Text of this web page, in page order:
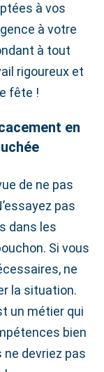
à vos
à votre
à tout
rigoureux et
fête !
en
de ne pas
pas
dans les
Si vous
ne
la situation.
un métier qui
bien
ne devriez pas